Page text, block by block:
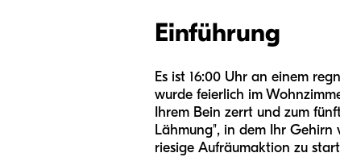
Einführung
Es ist 16:00 Uhr an einem
wurde feierlich im
Ihrem Bein zerrt und zum
Lähmung", in dem Ihr
riesige Aufräumaktion zu